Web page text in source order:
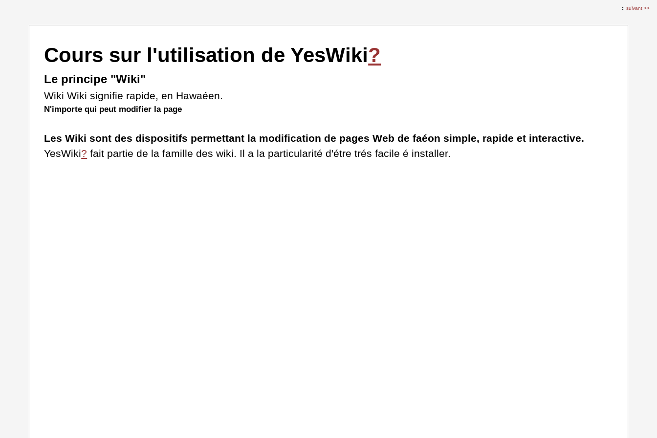
:: suivant >>
Cours sur l'utilisation de YesWiki?
Le principe "Wiki"
Wiki Wiki signifie rapide, en Hawaéen.
N'importe qui peut modifier la page
Les Wiki sont des dispositifs permettant la modification de pages Web de faéon simple, rapide et interactive.
YesWiki? fait partie de la famille des wiki. Il a la particularité d'étre trés facile é installer.